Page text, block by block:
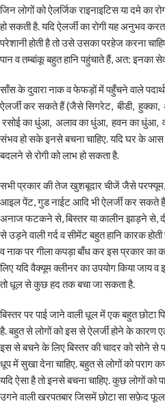
जिन लोगों को ऐलर्जिक राइनाइटिस या दमे का
हो सकती है. यदि ऐलर्जी का रोगी यह अनुभव
परेशानी होती है तो उसे उसका परहेज करना
पान व तम्बांकू बहुत हानि पहुंचाते हैं, अत: इनका
साँस के दुवारा नाक व फेफड़ों में पहुँचने वाले
ऐलर्जी कर सकते हैं (जैसे सिगरेट, बीडी, हुक्का,
रसोई का धुंआ, अलाव का धुंआ, हवन का धुंआ,
संभव हो सके इनसे बचना चाहिए. यदि घर के आस
बदलने से रोगी को लाभ हो सकता है.
सभी प्रकार की तेज खुशबूदार चीजें जैसे
आइल पेंट, गुड नाईट आदि भी ऐलर्जी कर सकते
अनाज फटकने से, बिस्तर या कालीन झाड़ने से,
से उड़ने वाली गर्द व सीमेंट बहुत हानि कारक
व नाक पर गीला कपड़ा बाँध कर इस प्रकार का
लिए यदि वैक्यूम क्लीनर का उपयोग किया जाय
तो धूल से कुछ हद तक बचा जा सकता है.
बिस्तर पर पाई जाने वाली धूल में एक बहुत छोटा
है. बहुत से लोगों को इस से ऐलर्जी होने के कारण
इस से बचने के लिए बिस्तर की चादर को सोने से
धूप में सुखा देना चाहिए. बहुत से लोगों को पराग
यदि ऐसा है तो इनसे बचना चाहिए. कुछ लोगों
उगने वाली खरपतबार जिसमें छोटा सा सफ़ेद फूल